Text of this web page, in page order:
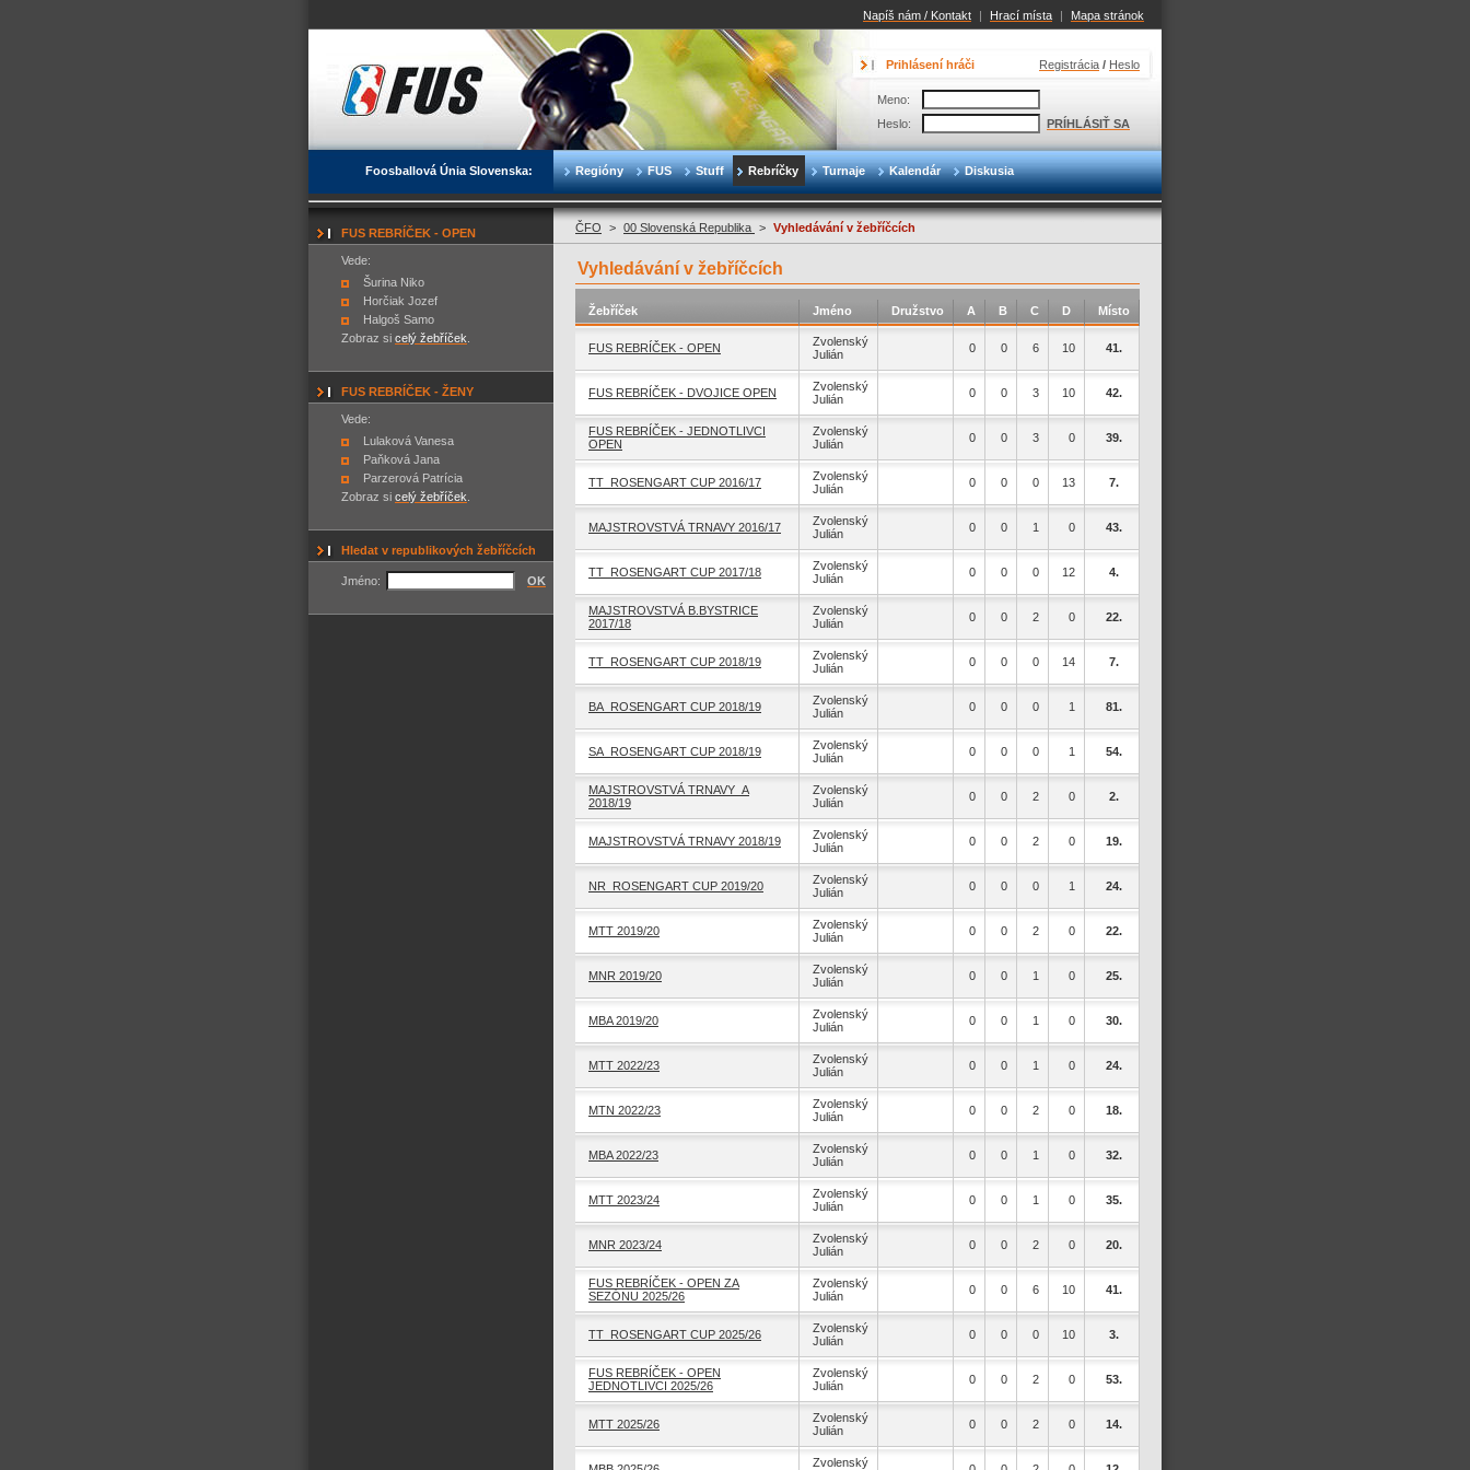
Napíš nám / Kontakt | Hrací místa | Mapa stránok
Foosballová Únia Slovenska: Regióny FUS Stuff Rebríčky Turnaje Kalendár Diskusia
Prihlásení hráči Registrácia / Heslo
Meno:
Heslo:
PRÍHLÁSIŤ SA
FUS REBRÍČEK - OPEN
Vede:
Šurina Niko
Horčiak Jozef
Halgoš Samo
Zobraz si celý žebříček
FUS REBRÍČEK - ŽENY
Vede:
Lulaková Vanesa
Paňková Jana
Parzerová Patrícia
Zobraz si celý žebříček
Hledat v republikových žebříčcích
Jméno: OK
ČFO > 00 Slovenská Republika > Vyhledávání v žebříčcích
Vyhledávání v žebříčcích
Žebříček Jméno Družstvo A B C D Místo
FUS REBRÍČEK - OPEN
Zvolenský
Julián
0 0 6 10 41.
FUS REBRÍČEK - DVOJICE OPEN
Zvolenský
Julián
0 0 3 10 42.
FUS REBRÍČEK - JEDNOTLIVCI
OPEN
Zvolenský
Julián
0 0 3 0 39.
TT_ROSENGART CUP 2016/17
Zvolenský
Julián
0 0 0 13 7.
MAJSTROVSTVÁ TRNAVY 2016/17
Zvolenský
Julián
0 0 1 0 43.
TT_ROSENGART CUP 2017/18
Zvolenský
Julián
0 0 0 12 4.
MAJSTROVSTVÁ B.BYSTRICE
2017/18
Zvolenský
Julián
0 0 2 0 22.
TT_ROSENGART CUP 2018/19
Zvolenský
Julián
0 0 0 14 7.
BA_ROSENGART CUP 2018/19
Zvolenský
Julián
0 0 0 1 81.
SA_ROSENGART CUP 2018/19
Zvolenský
Julián
0 0 0 1 54.
MAJSTROVSTVÁ TRNAVY_A
2018/19
Zvolenský
Julián
0 0 2 0 2.
MAJSTROVSTVÁ TRNAVY 2018/19
Zvolenský
Julián
0 0 2 0 19.
NR_ROSENGART CUP 2019/20
Zvolenský
Julián
0 0 0 1 24.
MTT 2019/20
Zvolenský
Julián
0 0 2 0 22.
MNR 2019/20
Zvolenský
Julián
0 0 1 0 25.
MBA 2019/20
Zvolenský
Julián
0 0 1 0 30.
MTT 2022/23
Zvolenský
Julián
0 0 1 0 24.
MTN 2022/23
Zvolenský
Julián
0 0 2 0 18.
MBA 2022/23
Zvolenský
Julián
0 0 1 0 32.
MTT 2023/24
Zvolenský
Julián
0 0 1 0 35.
MNR 2023/24
Zvolenský
Julián
0 0 2 0 20.
FUS REBRÍČEK - OPEN ZA
SEZÓNU 2025/26
Zvolenský
Julián
0 0 6 10 41.
TT_ROSENGART CUP 2025/26
Zvolenský
Julián
0 0 0 10 3.
FUS REBRÍČEK - OPEN
JEDNOTLIVCI 2025/26
Zvolenský
Julián
0 0 2 0 53.
MTT 2025/26
Zvolenský
Julián
0 0 2 0 14.
Zvolenský